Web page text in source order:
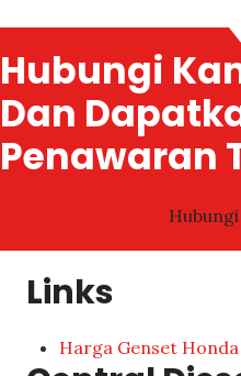
Hubungi
Dan
Penawaran
Links
Harga Genset Honda